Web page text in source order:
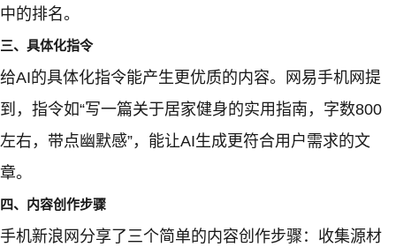
中的排名。
三、具体化指令
给AI的具体化指令能产生更优质的内容。网易手机网提
到，指令如“写一篇关于居家健身的实用指南，字数800
左右，带点幽默感”，能让AI生成更符合用户需求的文
章。
四、内容创作步骤
手机新浪网分享了三个简单的内容创作步骤：收集源材